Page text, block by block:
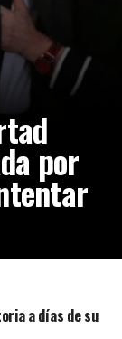
por
a días de su